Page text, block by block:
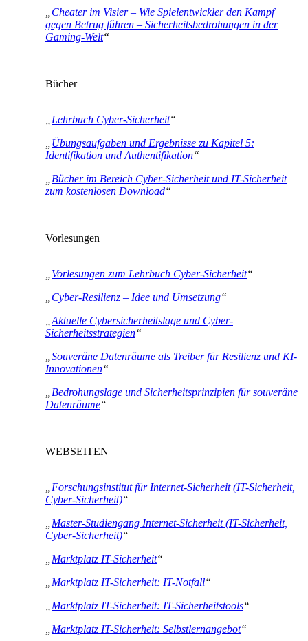
Cheater im Visier – Wie Spielentwickler den Kampf
gegen Betrug führen – Sicherheitsbedrohungen in der
Gaming-Welt“
Bücher
Lehrbuch Cyber-Sicherheit“
Übungsaufgaben und Ergebnisse zu Kapitel 5:
Identifikation und Authentifikation“
Bücher im Bereich Cyber-Sicherheit und IT-Sicherheit
zum kostenlosen Download“
Vorlesungen
Vorlesungen zum Lehrbuch Cyber-Sicherheit“
Cyber-Resilienz – Idee und Umsetzung“
Aktuelle Cybersicherheitslage und Cyber-
Sicherheitsstrategien“
Souveräne Datenräume als Treiber für Resilienz und KI-
Innovationen“
Bedrohungslage und Sicherheitsprinzipien für souveräne
Datenräume“
WEBSEITEN
Forschungsinstitut für Internet-Sicherheit (IT-Sicherheit,
Cyber-Sicherheit)“
Master-Studiengang Internet-Sicherheit (IT-Sicherheit,
Cyber-Sicherheit)“
Marktplatz IT-Sicherheit“
Marktplatz IT-Sicherheit: IT-Notfall“
Marktplatz IT-Sicherheit: IT-Sicherheitstools“
Marktplatz IT-Sicherheit: Selbstlernangebot“